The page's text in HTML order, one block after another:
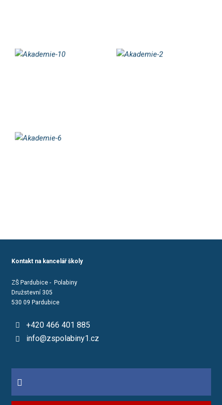
Kontakt na kancelář školy
ZŠ Pardubice - Polabiny
Družstevní 305
530 09 Pardubice
+420 466 401 885
info@zspolabiny1.cz